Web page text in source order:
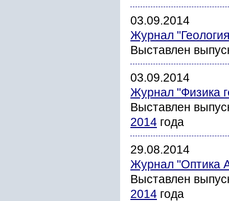
03.09.2014
Журнал
Выставлен
03.09.2014
Журнал "Физика
Выставлен
2014 года
29.08.2014
Журнал "Оптика
Выставлен
2014 года